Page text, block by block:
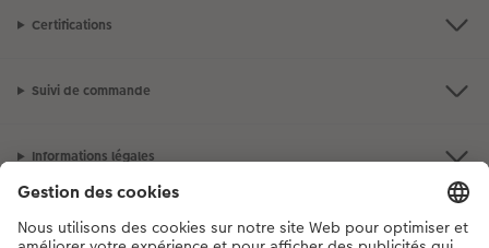
Certifications
Suivi de commande
Informations légales
Assortiment